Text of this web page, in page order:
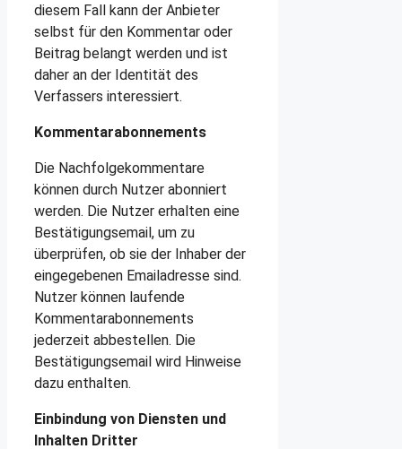
diesem Fall kann der Anbieter
selbst für den Kommentar oder
Beitrag belangt werden und ist
daher an der Identität des
Verfassers interessiert.
Kommentarabonnements
Die Nachfolgekommentare
können durch Nutzer abonniert
werden. Die Nutzer erhalten eine
Bestätigungsemail, um zu
überprüfen, ob sie der Inhaber der
eingegebenen Emailadresse sind.
Nutzer können laufende
Kommentarabonnements
jederzeit abbestellen. Die
Bestätigungsemail wird Hinweise
dazu enthalten.
Einbindung von Diensten und
Inhalten Dritter